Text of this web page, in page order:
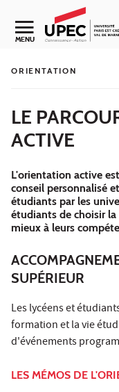
Aller au contenu
Navigation secondaire
MENU
ORIENTATION
LE
ACTIVE
L'orientation active
conseil personnalisé
étudiants par les
étudiants de choisir
mieux à leurs
SUPÉRIEUR
Les lycéens et
formation et la vie
d'événements
LES MÉMOS DE